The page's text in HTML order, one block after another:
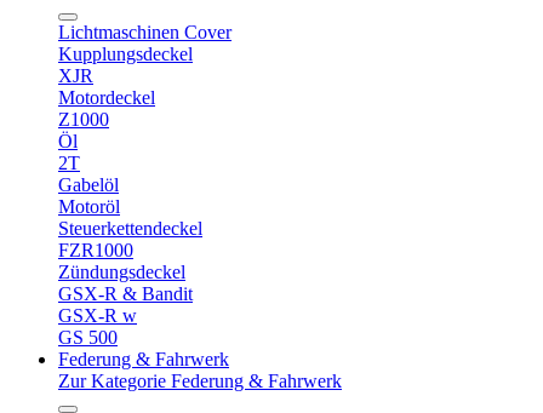
Lichtmaschinen Cover
Kupplungsdeckel
XJR
Motordeckel
Z1000
Öl
2T
Gabelöl
Motoröl
Steuerkettendeckel
FZR1000
Zündungsdeckel
GSX-R & Bandit
GSX-R w
GS 500
Federung & Fahrwerk
Zur Kategorie Federung & Fahrwerk